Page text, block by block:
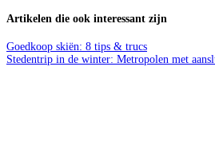
Artikelen die ook interessant zijn
Goedkoop skiën: 8 tips & trucs
Stedentrip in de winter: Metropolen met